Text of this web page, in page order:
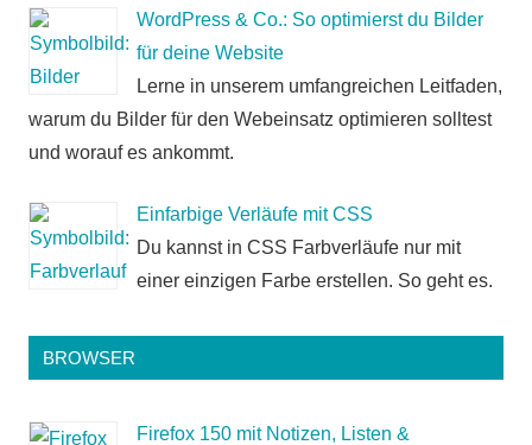
WordPress & Co.: So optimierst du Bilder
für deine Website
Lerne in unserem umfangreichen Leitfaden,
warum du Bilder für den Webeinsatz optimieren solltest
und worauf es ankommt.
Einfarbige Verläufe mit CSS
Du kannst in CSS Farbverläufe nur mit
einer einzigen Farbe erstellen. So geht es.
BROWSER
Firefox 150 mit Notizen, Listen &